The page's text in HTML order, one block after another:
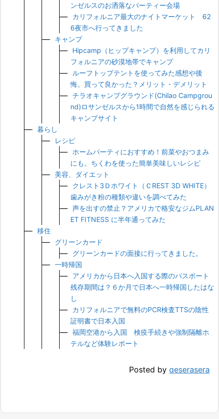
ンゼルスのお洒落なパーティー会場
カリフォルニア最大のナイトマーケット 62
6夜市へ行ってきました
キャンプ
Hipcamp（ヒップキャンプ）を利用してカリ
フォルニアの砂漠地帯でキャンプ
ルーフトップテントを使ってみた感想や後
悔。買って良かった？メリット・デメリット
チラオキャンプグラウンド(Chilao Campgrou
nd)ロサンゼルスから1時間で自然を感じられる
キャンプサイト
暮らし
レシピ
ホームパーティにおすすめ！前菜やおつまみ
にも。ちくわを使った簡単美味しいレシピ
美容、ダイエット
クレスト3Ｄホワイト（ＣREST 3D WHITE）
歯みがき粉の種類や違いを調べてみた
声を出すの禁止？アメリカで格安なジムPLAN
ET FITNESS に半年通ってみた
移住
グリーンカード
グリーンカードの面接に行ってきました。
一時帰国
アメリカから日本へ入国する際のパスポート
残存期間は？６か月で日本へ一時帰国したはな
し
カリフォルニアで無料のPCR検査TTSの陰性
証明書で日本入国
福岡空港から入国 検疫手続きや強制隔離ホ
テルなど体験レポート
Posted by qeserasera